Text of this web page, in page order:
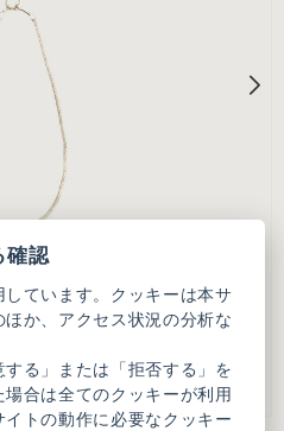
確認
ています。クッキーは本サ
か、アクセス状況の分析な
る」または「拒否する」を
合は全てのクッキーが利用
トの動作に必要なクッキー